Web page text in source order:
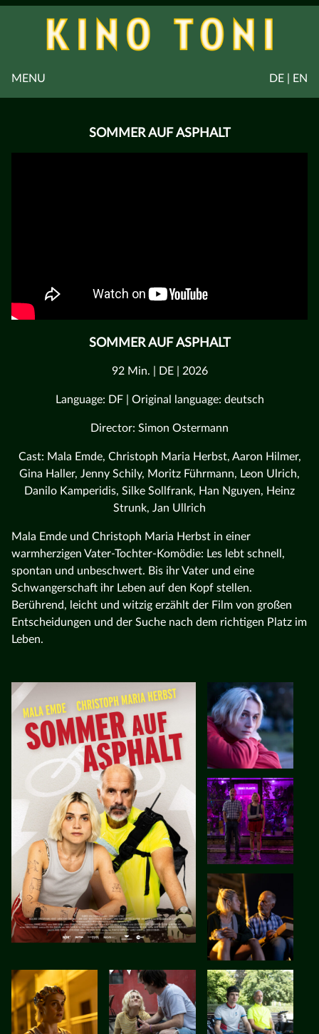
DE | EN
MENU
SOMMER AUF ASPHALT
SOMMER AUF ASPHALT
92 Min. | DE | 2026
Language: DF | Original language: deutsch
Director: Simon Ostermann
Cast: Mala Emde, Christoph Maria Herbst, Aaron Hilmer,
Gina Haller, Jenny Schily, Moritz Führmann, Leon Ulrich,
Danilo Kamperidis, Silke Sollfrank, Han Nguyen, Heinz
Strunk, Jan Ullrich
Mala Emde und Christoph Maria Herbst in einer
warmherzigen Vater-Tochter-Komödie: Les lebt schnell,
spontan und unbeschwert. Bis ihr Vater und eine
Schwangerschaft ihr Leben auf den Kopf stellen.
Berührend, leicht und witzig erzählt der Film von großen
Entscheidungen und der Suche nach dem richtigen Platz im
Leben.